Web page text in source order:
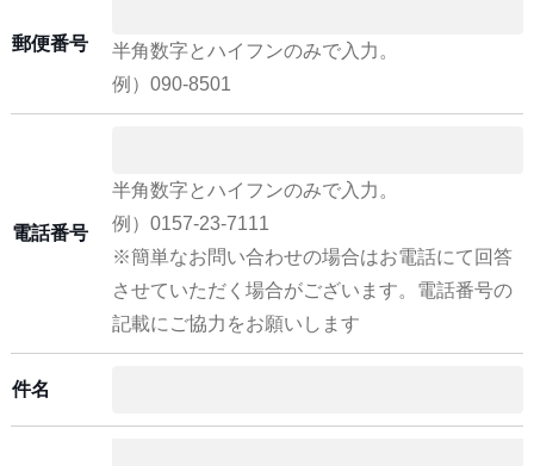
郵便番号
半角数字とハイフンのみで入力。
例）090-8501
電話番号
半角数字とハイフンのみで入力。
例）0157-23-7111
※簡単なお問い合わせの場合はお電話にて回答
させていただく場合がございます。電話番号の
記載にご協力をお願いします
件名